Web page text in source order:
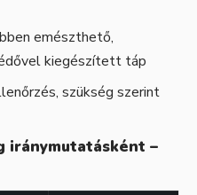
emészthető,
kiegészített táp
szükség szerint
iránymutatásként –